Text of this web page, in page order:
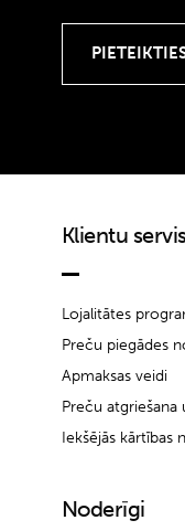
Klientu
Lojalitātes
Preču piegādes
Apmaksas veidi
Preču atgriešana
Iekšējās kārtības
Noderīgi